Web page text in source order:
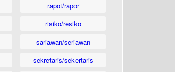
rapot/rapor
risiko/resiko
sariawan/seriawan
sekretaris/sekertaris